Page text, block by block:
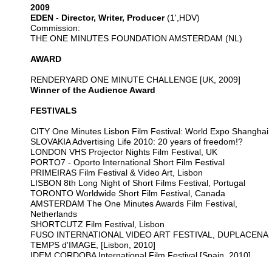
2009
EDEN - Director, Writer, Producer(1',HDV)
Commission:
THE ONE MINUTES FOUNDATION AMSTERDAM (NL)
AWARD
RENDERYARD ONE MINUTE CHALLENGE [UK, 2009]
Winner of the Audience Award
FESTIVALS
CITY One Minutes Lisbon Film Festival: World Expo Shanghai
SLOVAKIA Advertising Life 2010: 20 years of freedom!?
LONDON VHS Projector Nights Film Festival, UK
PORTO7 - Oporto International Short Film Festival
PRIMEIRAS Film Festival & Video Art, Lisbon
LISBON 8th Long Night of Short Films Festival, Portugal
TORONTO Worldwide Short Film Festival, Canada
AMSTERDAM The One Minutes Awards Film Festival,
Netherlands
SHORTCUTZ Film Festival, Lisbon
FUSO INTERNATIONAL VIDEO ART FESTIVAL, DUPLACENA
TEMPS d'IMAGE, [Lisbon, 2010]